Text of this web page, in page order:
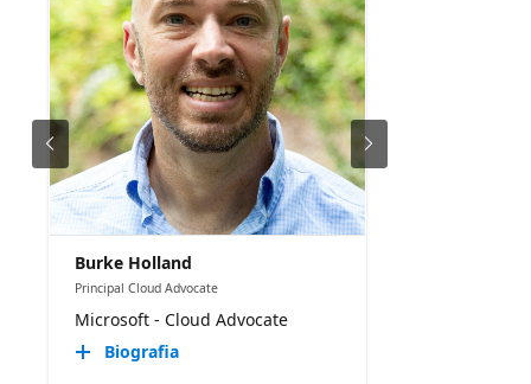
Burke Holland
Principal Cloud Advocate
Microsoft - Cloud Advocate
Biografia